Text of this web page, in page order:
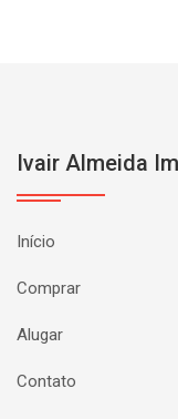
Ivair Almeida
Início
Comprar
Alugar
Contato